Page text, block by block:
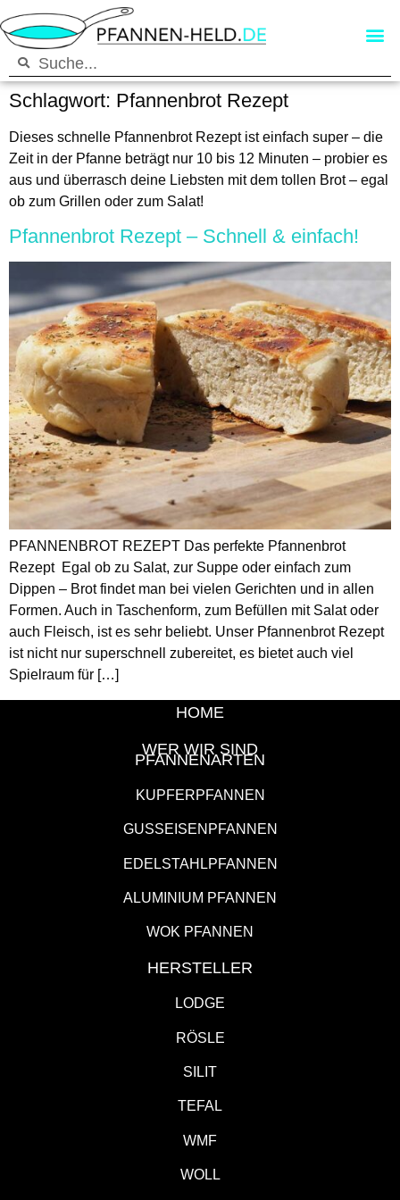
Schlagwort: Pfannenbrot Rezept
Dieses schnelle Pfannenbrot Rezept ist einfach super – die
Zeit in der Pfanne beträgt nur 10 bis 12 Minuten – probier es
aus und überrasch deine Liebsten mit dem tollen Brot – egal
ob zum Grillen oder zum Salat!
Pfannenbrot Rezept – Schnell & einfach!
PFANNENBROT REZEPT Das perfekte Pfannenbrot
Rezept Egal ob zu Salat, zur Suppe oder einfach zum
Dippen – Brot findet man bei vielen Gerichten und in allen
Formen. Auch in Taschenform, zum Befüllen mit Salat oder
auch Fleisch, ist es sehr beliebt. Unser Pfannenbrot Rezept
ist nicht nur superschnell zubereitet, es bietet auch viel
Spielraum für […]
HOME
WER WIR SIND
PFANNENARTEN
KUPFERPFANNEN
GUSSEISENPFANNEN
EDELSTAHLPFANNEN
ALUMINIUM PFANNEN
WOK PFANNEN
HERSTELLER
LODGE
RÖSLE
SILIT
TEFAL
WMF
WOLL